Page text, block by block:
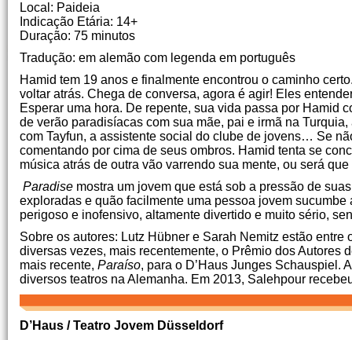
Local: Paideia
Indicação Etária: 14+
Duração: 75 minutos
Tradução: em alemão com legenda em português
Hamid tem 19 anos e finalmente encontrou o caminho
voltar atrás. Chega de conversa, agora é agir! Eles
Esperar uma hora. De repente, sua vida passa por Hamid
de verão paradisíacas com sua mãe, pai e irmã na
com Tayfun, a assistente social do clube de jovens… Se
comentando por cima de seus ombros. Hamid tenta se
música atrás de outra vão varrendo sua mente, ou será
Paradise mostra um jovem que está sob a pressão de
exploradas e quão facilmente uma pessoa jovem
perigoso e inofensivo, altamente divertido e muito sério,
Sobre os autores: Lutz Hübner e Sarah Nemitz estão
diversas vezes, mais recentemente, o Prêmio dos Autores
mais recente, Paraíso, para o D’Haus Junges Schauspiel.
diversos teatros na Alemanha. Em 2013, Salehpour
D’Haus / Teatro Jovem Düsseldorf